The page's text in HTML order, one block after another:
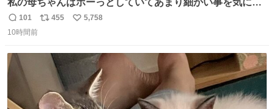
ません。優秀な人の多い現代の価値観から見ると、あまり
優秀な母親ではないかもしれません。でも、だからこそ、
スします。「優秀」と「良い」は別なんですよね。 1/2
返
信
101
リ
455
い
数
5,758
10時間前